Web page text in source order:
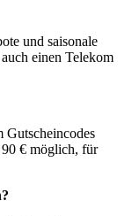
und saisonale
einen Telekom
Gutscheincodes
90 € möglich, für